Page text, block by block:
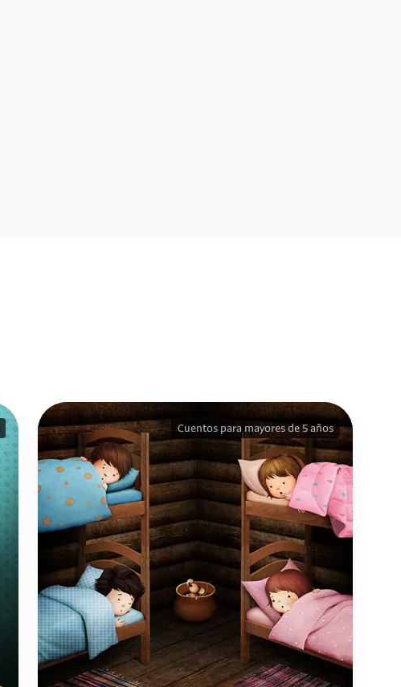
Cuentos para mayores de 5 años